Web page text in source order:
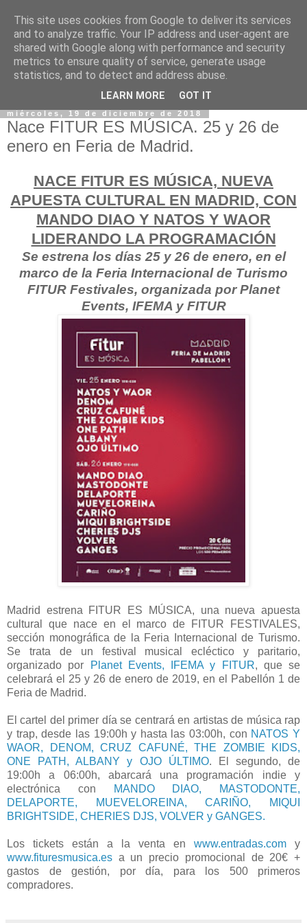
miércoles, 19 de diciembre de 2018
Nace FITUR ES MÚSICA. 25 y 26 de
enero en Feria de Madrid.
NACE FITUR ES MÚSICA, NUEVA
APUESTA CULTURAL EN MADRID, CON
MANDO DIAO Y NATOS Y WAOR
LIDERANDO LA PROGRAMACIÓN
Se estrena los días 25 y 26 de enero, en el
marco de la Feria Internacional de Turismo
FITUR Festivales, organizada por Planet
Events, IFEMA y FITUR
Madrid estrena FITUR ES MÚSICA, una nueva apuesta
cultural que nace en el marco de FITUR FESTIVALES,
sección monográfica de la Feria Internacional de Turismo.
Se trata de un festival musical ecléctico y paritario,
organizado por
Planet Events, IFEMA y FITUR, que se
celebrará el 25 y 26 de enero de 2019, en el Pabellón 1 de
Feria de Madrid.​
El cartel del primer día se centrará en artistas de música rap
y trap, desde las 19:00h y hasta las 03:00h, con NATOS Y
WAOR, DENOM, CRUZ CAFUNÉ, THE ZOMBIE KIDS,
ONE PATH, ALBANY y OJO ÚLTIMO. El segundo, de
19:00h a 06:00h, abarcará una programación indie y
electrónica con
MANDO DIAO, MASTODONTE,
DELAPORTE, MUEVELOREINA, CARIÑO, MIQUI
BRIGHTSIDE, CHERIES DJS, VOLVER y GANGES.
Los tickets están a la venta en www.entradas.com y
www.fituresmusica.es a un precio promocional de 20€ +
gastos de gestión, por día, para los 500 primeros
compradores.
This site uses cookies from Google to deliver its services
and to analyze traffic. Your IP address and user-agent are
shared with Google along with performance and security
metrics to ensure quality of service, generate usage
statistics, and to detect and address abuse.
LEARN MORE GOT IT